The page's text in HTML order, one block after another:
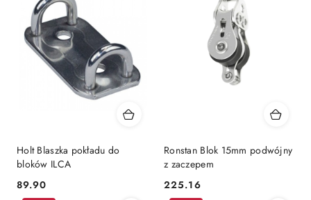
Holt Blaszka pokładu do
bloków ILCA
Cena:
89.90
Ronstan Blok 15mm podwójny
z zaczepem
Cena:
225.16